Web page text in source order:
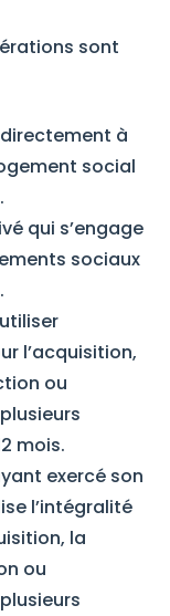
sont
à
social
qui s’engage
sociaux
l’acquisition,
ou
mois.
exercé son
l’intégralité
la
ou